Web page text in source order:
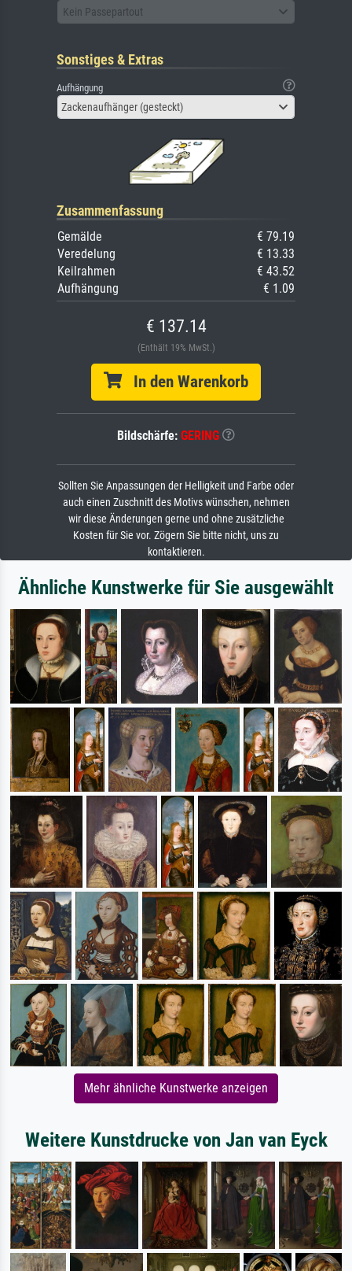
Kein Passepartout
Sonstiges & Extras
Aufhängung
Zackenaufhänger (gesteckt)
Zusammenfassung
Gemälde
€ 79.19
Veredelung
€ 13.33
Keilrahmen
€ 43.52
Aufhängung
€ 1.09
€ 137.14
(Enthält 19% MwSt.)
In den Warenkorb
Bildschärfe: GERING
Sollten Sie Anpassungen der Helligkeit und Farbe oder
auch einen Zuschnitt des Motivs wünschen, nehmen
wir diese Änderungen gerne und ohne zusätzliche
Kosten für Sie vor. Zögern Sie bitte nicht, uns zu
kontaktieren.
Ähnliche Kunstwerke für Sie ausgewählt
Mehr ähnliche Kunstwerke anzeigen
Weitere Kunstdrucke von Jan van Eyck